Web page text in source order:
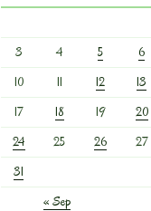
3
4 5 6
10
11 12 13
17
18 19 20
24
25 26 27
31
« Sep